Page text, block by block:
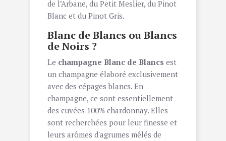
de l’Arbane, du Petit Meslier, du Pinot
Blanc et du Pinot Gris.
Blanc de Blancs ou Blancs
de Noirs ?
Le champagne Blanc de Blancs est
un champagne élaboré exclusivement
avec des cépages blancs. En
champagne, ce sont essentiellement
des cuvées 100% chardonnay. Elles
sont recherchées pour leur finesse et
leurs arômes d'agrumes mêlés de